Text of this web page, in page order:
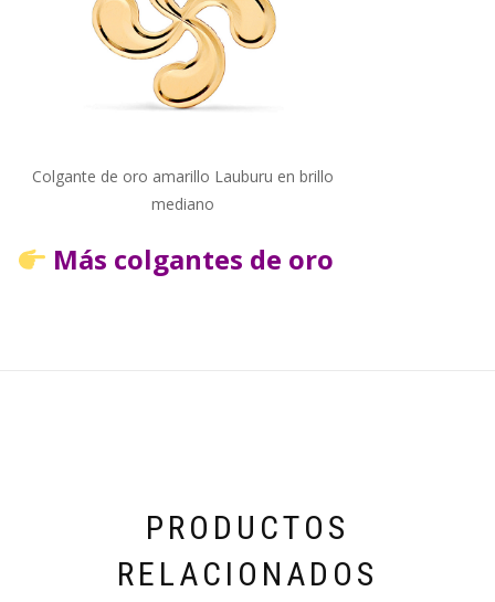
Colgante de oro amarillo Lauburu en brillo
mediano
Más colgantes de oro
PRODUCTOS
RELACIONADOS